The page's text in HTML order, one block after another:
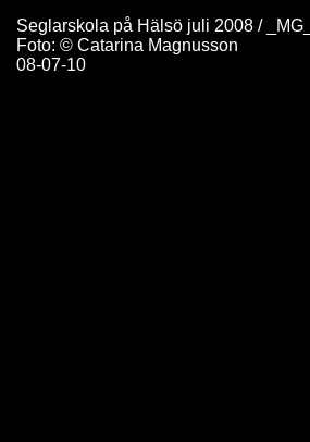
Seglarskola på Hälsö juli 2008 /
Foto: © Catarina Magnusson
08-07-10